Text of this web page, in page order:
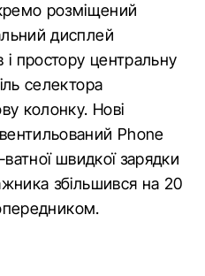
розміщений
дисплей
простору центральну
селектора
колонку. Нові
Phone
швидкої зарядки
збільшився на 20